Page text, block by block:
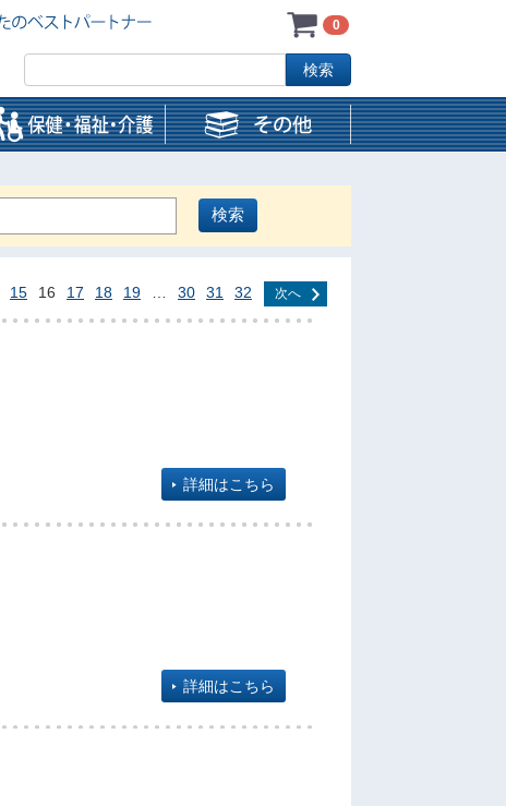
0
15 16 17 18 19 30 31 32 次へ
詳細はこちら
詳細はこちら